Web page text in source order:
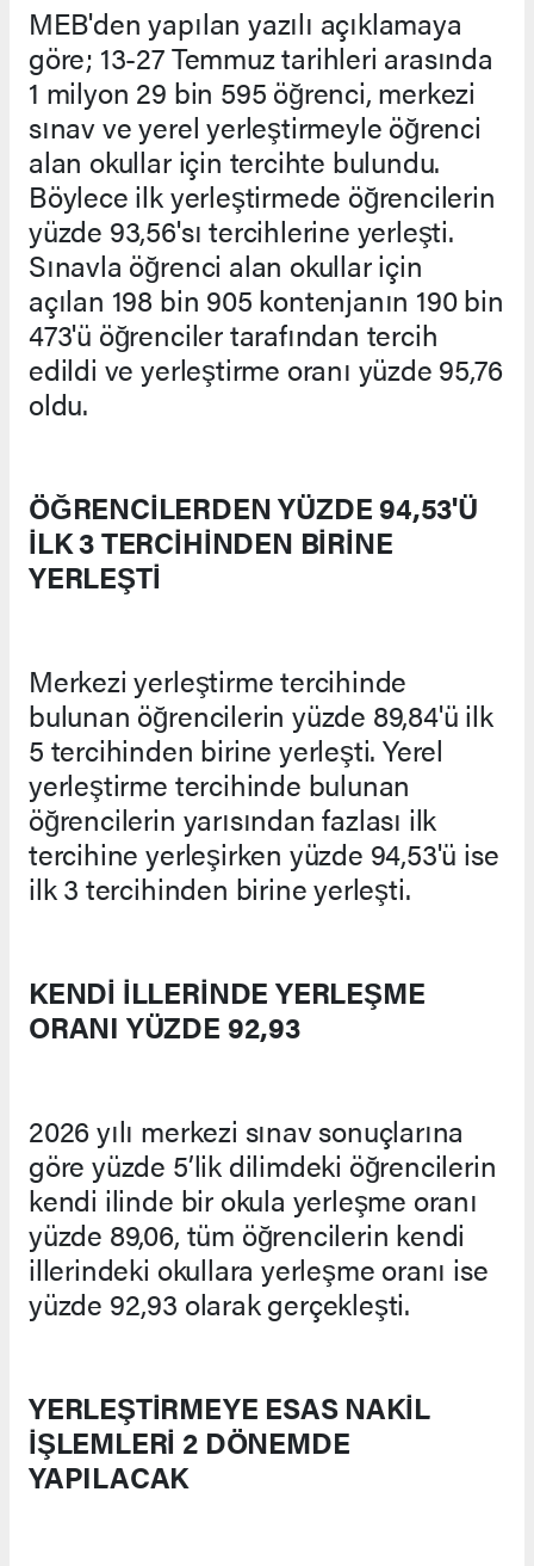
MEB'den yapılan yazılı açıklamaya
göre; 13-27 Temmuz tarihleri arasında
1 milyon 29 bin 595 öğrenci, merkezi
sınav ve yerel yerleştirmeyle öğrenci
alan okullar için tercihte bulundu.
Böylece ilk yerleştirmede öğrencilerin
yüzde 93,56'sı tercihlerine yerleşti.
Sınavla öğrenci alan okullar için
açılan 198 bin 905 kontenjanın 190 bin
473'ü öğrenciler tarafından tercih
edildi ve yerleştirme oranı yüzde 95,76
oldu.
ÖĞRENCİLERDEN YÜZDE 94,53'Ü
İLK 3 TERCİHİNDEN BİRİNE
YERLEŞTİ
Merkezi yerleştirme tercihinde
bulunan öğrencilerin yüzde 89,84'ü ilk
5 tercihinden birine yerleşti. Yerel
yerleştirme tercihinde bulunan
öğrencilerin yarısından fazlası ilk
tercihine yerleşirken yüzde 94,53'ü ise
ilk 3 tercihinden birine yerleşti.
KENDİ İLLERİNDE YERLEŞME
ORANI YÜZDE 92,93
2026 yılı merkezi sınav sonuçlarına
göre yüzde 5’lik dilimdeki öğrencilerin
kendi ilinde bir okula yerleşme oranı
yüzde 89,06, tüm öğrencilerin kendi
illerindeki okullara yerleşme oranı ise
yüzde 92,93 olarak gerçekleşti.
YERLEŞTİRMEYE ESAS NAKİL
İŞLEMLERİ 2 DÖNEMDE
YAPILACAK